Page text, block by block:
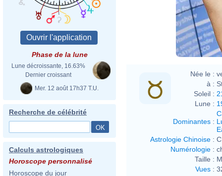
Phase de la lune
Lune décroissante, 16.63%
Dernier croissant
Mer. 12 août 17h37 T.U.
Recherche de célébrité
Calculs astrologiques
Horoscope personnalisé
Horoscope du jour
Née le :
à :
Soleil :
Lune :
Dominantes :
Astrologie Chinoise :
Numérologie :
Taille :
Vues :